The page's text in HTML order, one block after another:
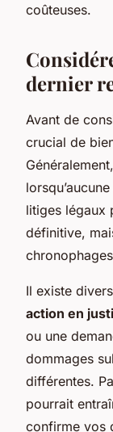
coûteuses.
dernier
Avant de
crucial de
litiges légaux
définitive,
Il existe
action en
ou une
dommages
différentes.
pourrait
confirme vos